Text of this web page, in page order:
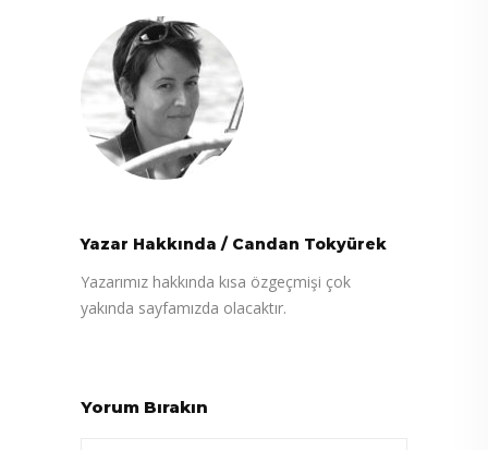
Yazar Hakkında / Candan Tokyürek
Yazarımız hakkında kısa özgeçmişi çok
yakında sayfamızda olacaktır.
Yorum Bırakın